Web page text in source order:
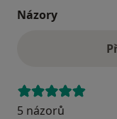
Názory
5 názorů